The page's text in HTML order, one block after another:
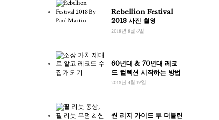
Rebellion Festival
2018 사진 촬영
2018년 8월 6일
60년대 & 70년대 레코
드 컬렉션 시작하는 방법
2018년 4월 19일
씬 리지 가이드 투 더블린